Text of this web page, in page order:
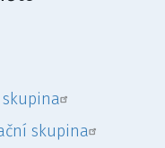
skupina
skupina